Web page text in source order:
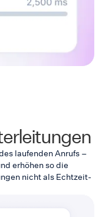
laufenden Anrufs –
erhöhen so die
nicht als Echtzeit-